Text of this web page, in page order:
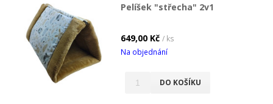
Pelíšek "střecha" 2v1
649,00 Kč / ks
Na objednání
DO KOŠÍKU